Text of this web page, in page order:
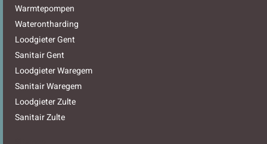
Warmtepompen
Waterontharding
Loodgieter Gent
Sanitair Gent
Loodgieter Waregem
Sanitair Waregem
Loodgieter Zulte
Sanitair Zulte